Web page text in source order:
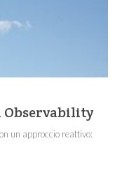
Observability
un approccio reattivo: